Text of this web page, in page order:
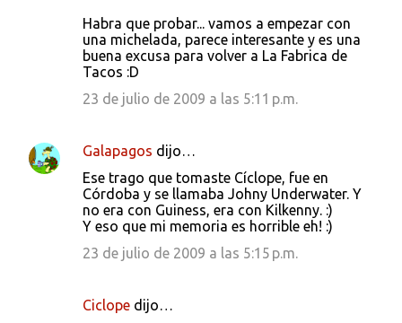
Habra que probar... vamos a empezar con
una michelada, parece interesante y es una
buena excusa para volver a La Fabrica de
Tacos :D
23 de julio de 2009 a las 5:11 p.m.
Galapagos dijo…
Ese trago que tomaste Cíclope, fue en
Córdoba y se llamaba Johny Underwater. Y
no era con Guiness, era con Kilkenny. :)
Y eso que mi memoria es horrible eh! :)
23 de julio de 2009 a las 5:15 p.m.
Ciclope dijo…